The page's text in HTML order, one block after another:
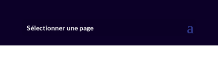
Sélectionner une page